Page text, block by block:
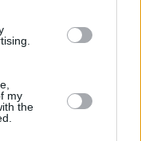
my
the